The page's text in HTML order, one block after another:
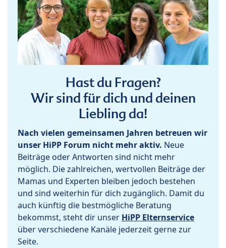
Hast du Fragen?
Wir sind für dich und deinen
Liebling da!
Nach vielen gemeinsamen Jahren betreuen wir
unser HiPP Forum nicht mehr aktiv. Neue
Beiträge oder Antworten sind nicht mehr
möglich. Die zahlreichen, wertvollen Beiträge der
Mamas und Experten bleiben jedoch bestehen
und sind weiterhin für dich zugänglich. Damit du
auch künftig die bestmögliche Beratung
bekommst, steht dir unser HiPP Elternservice
über verschiedene Kanäle jederzeit gerne zur
Seite.